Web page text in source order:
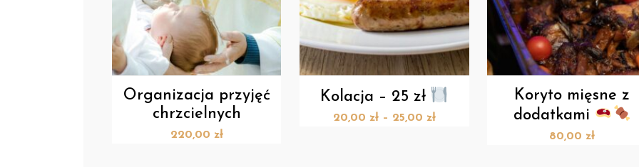
Organizacja przyjęć
chrzcielnych
220,00 zł
Kolacja – 25 zł
20,00 zł – 25,00 zł
Koryto mięsne z
dodatkami
80,00zł